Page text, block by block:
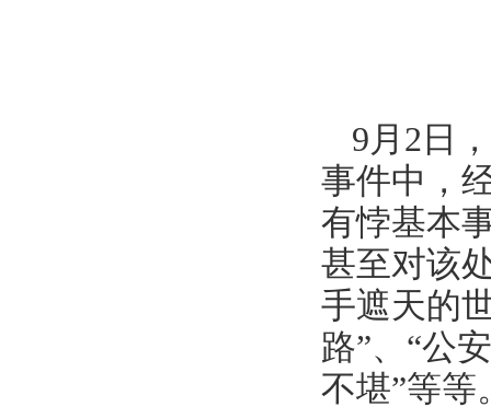
9月2日
事件中，
有悖基本
甚至对该
手遮天的
路”、“公
不堪”等等